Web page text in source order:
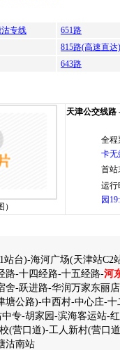
专线
651路
815路(高速直达)
643路
天津公交线路
全程
卡无
首站
运行
园
站台)-海河广场(天津站
路-十四经路-十五经路-河
舍-跃进路-华润万家东丽
塘公路)-中西村-中心庄-
专-胡家园-滨海客运站-
(营口道)-工人新村(营口
沽南站